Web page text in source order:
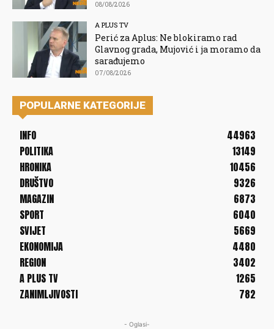
08/08/2026
A PLUS TV
Perić za Aplus: Ne blokiramo rad
Glavnog grada, Mujović i ja moramo da
sarađujemo
07/08/2026
POPULARNE KATEGORIJE
INFO
44963
POLITIKA
13149
HRONIKA
10456
DRUŠTVO
9326
MAGAZIN
6873
SPORT
6040
SVIJET
5669
EKONOMIJA
4480
REGION
3402
A PLUS TV
1265
ZANIMLJIVOSTI
782
- Oglasi-